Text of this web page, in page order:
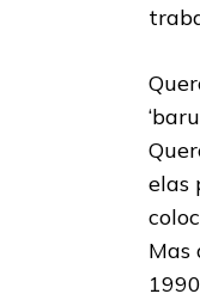
elas
Mas